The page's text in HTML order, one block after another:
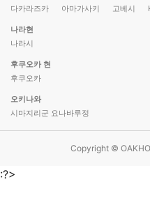
다카라즈카
아마가사키 고베시
나라현
나라시
후쿠오카 현
후쿠오카
오키나와
시마지리군 요나바루정
Copyright ©
:?>